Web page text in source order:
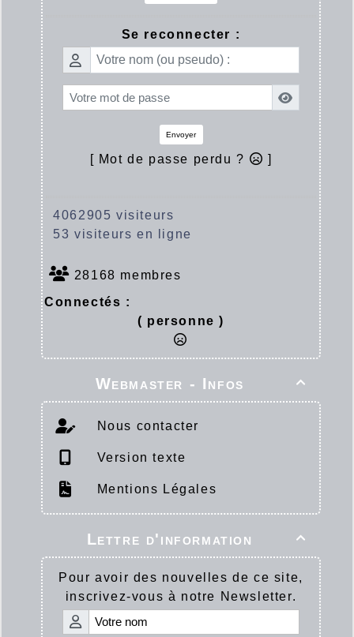
Se reconnecter :
Envoyer
[ Mot de passe perdu ? ]
4062905 visiteurs
53 visiteurs en ligne
28168 membres
Connectés :
( personne )

Webmaster - Infos
Nous contacter
Version texte
Mentions Légales

Lettre d'information
Pour avoir des nouvelles de ce site,
inscrivez-vous à notre Newsletter.